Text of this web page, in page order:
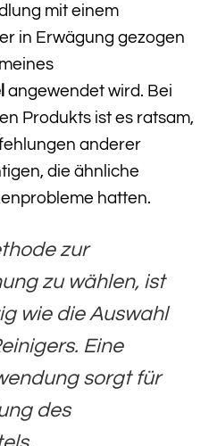
mit einem
in Erwägung gezogen
angewendet wird. Bei
Produkts ist es ratsam,
anderer
die ähnliche
hatten.
zur
zu wählen, ist
wie die Auswahl
Eine
sorgt für
des